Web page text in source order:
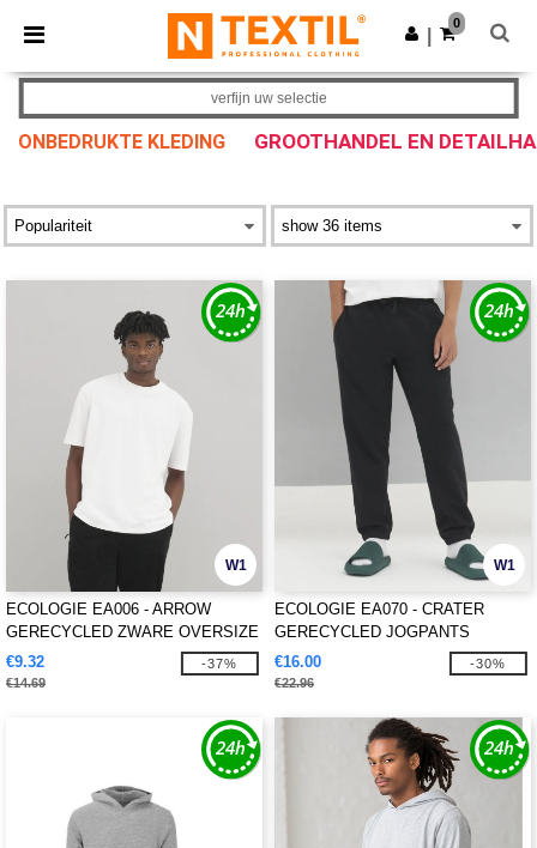
× Ntextil-app
Betere prijzen in de app!
Download app
0
ONBEDRUKTE KLEDING GROOTHANDEL EN
verfijn uw selectie
W1
ECOLOGIE EA006 - ARROW
GERECYCLED ZWARE OVERSIZE
T
€9.32
€14.69
-37%
W1
ECOLOGIE EA070 - CRATER
GERECYCLED JOGPANTS
€16.00
€22.96
-30%